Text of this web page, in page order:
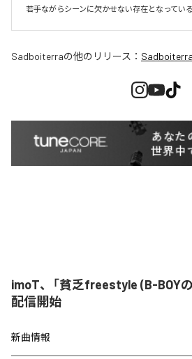
若手ながらシーンに欠かせない存在となっている
Sadboiterraの他のリリース： Sadboiterra
imoT、「貧乏freestyle (B-BOY
配信開始
新曲情報